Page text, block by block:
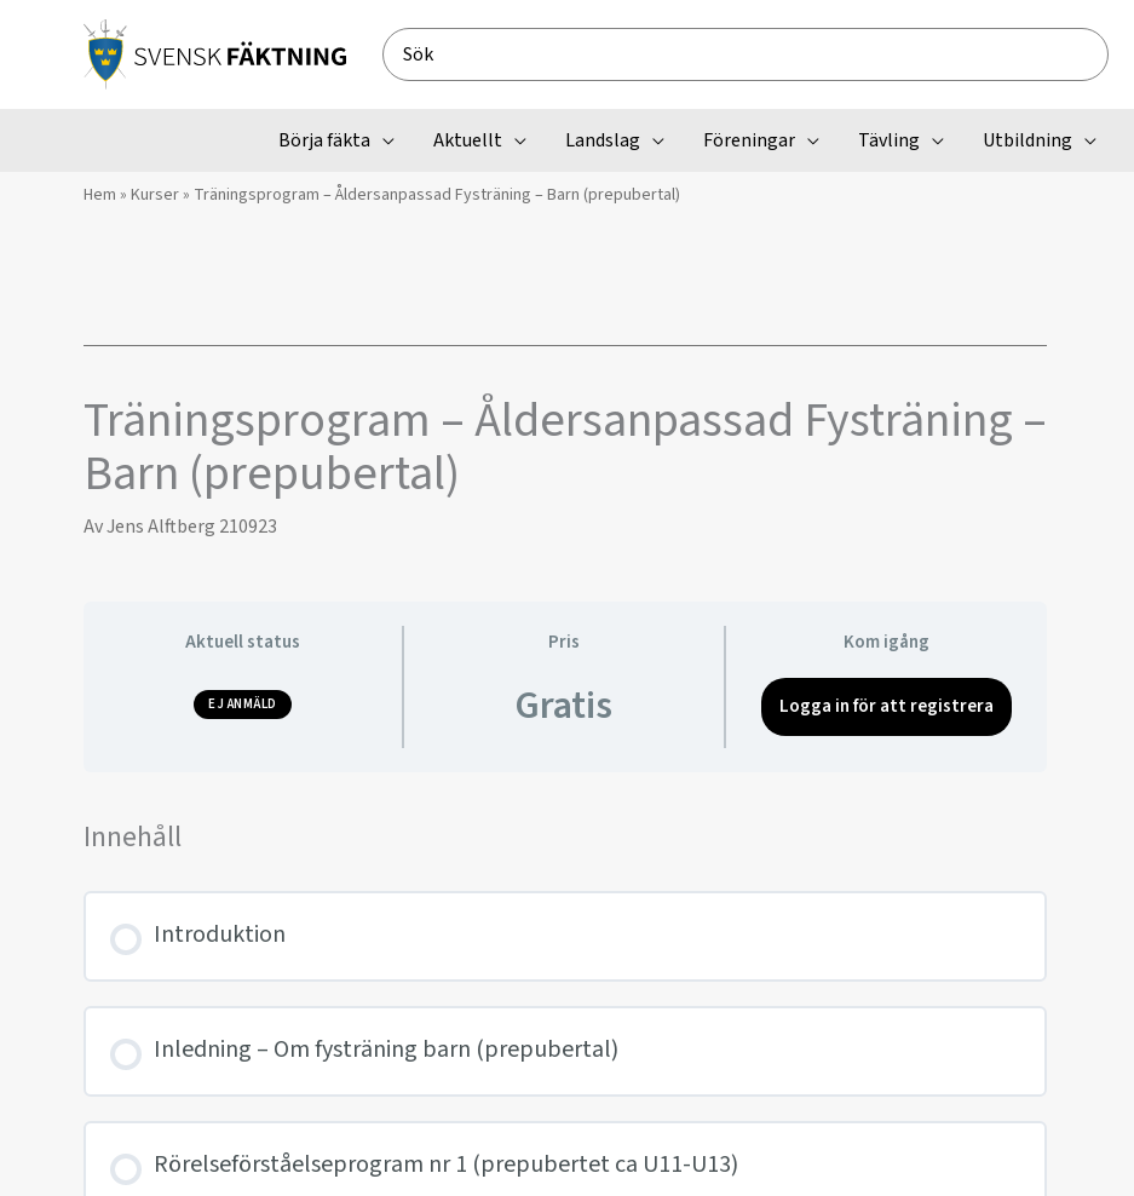
Search
for:
Börja fäkta Aktuellt Landslag Föreningar Tävling Utbildning
Hem » Kurser» Träningsprogram – Åldersanpassad Fysträning – Barn (prepubertal)
Träningsprogram – Åldersanpassad Fysträning –
Barn (prepubertal)
AvJens Alftberg 210923
Aktuell status
EJ ANMÄLD
Pris
Gratis
Kom igång
Logga in för att registrera
Innehåll
Introduktion
Inledning – Om fysträning barn (prepubertal)
Rörelseförståelseprogram nr 1 (prepubertet ca U11-U13)